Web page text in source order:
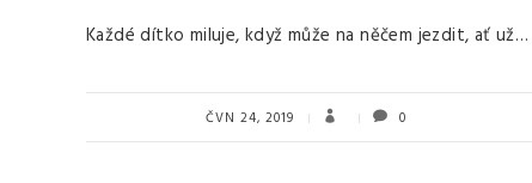
Každé dítko miluje, když může na něčem jezdit, ať už…
ČVN 24, 2019 0